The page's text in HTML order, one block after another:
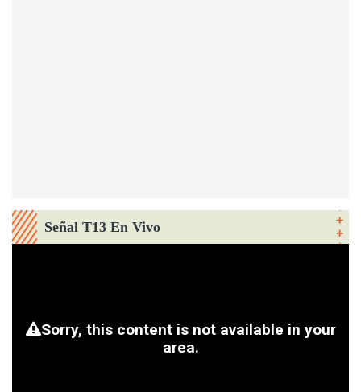
Señal T13 En Vivo